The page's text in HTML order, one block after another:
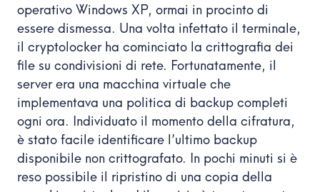
operativo Windows XP, ormai in procinto di
essere dismessa. Una volta infettato il terminale,
il cryptolocker ha cominciato la crittografia dei
file su condivisioni di rete. Fortunatamente, il
server era una macchina virtuale che
implementava una politica di backup completi
ogni ora. Individuato il momento della cifratura,
è stato facile identificare l’ultimo backup
disponibile non crittografato. In pochi minuti si è
reso possibile il ripristino di una copia della